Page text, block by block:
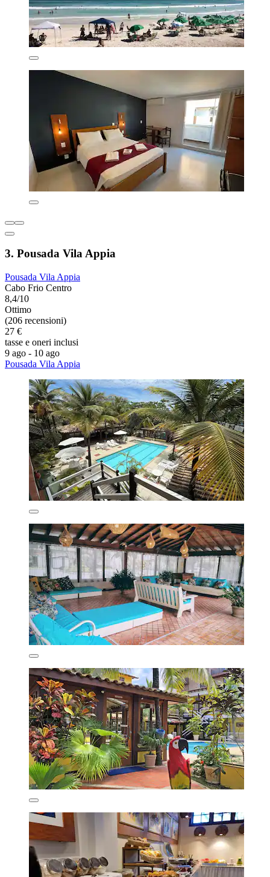
3. Pousada Vila Appia
Pousada Vila Appia
Cabo Frio Centro
8,4/10
Ottimo
(206 recensioni)
27 €
tasse e oneri inclusi
9 ago - 10 ago
Pousada Vila Appia